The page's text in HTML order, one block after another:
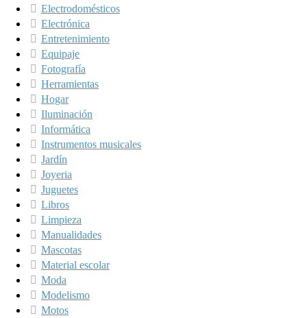
Electrodomésticos
Electrónica
Entretenimiento
Equipaje
Fotografía
Herramientas
Hogar
Iluminación
Informática
Instrumentos musicales
Jardín
Joyeria
Juguetes
Libros
Limpieza
Manualidades
Mascotas
Material escolar
Moda
Modelismo
Motos